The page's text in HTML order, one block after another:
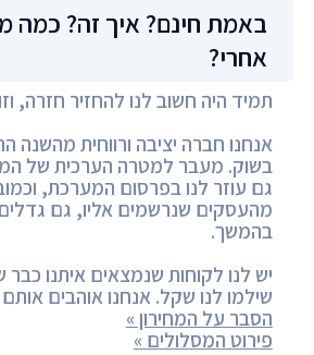
באמת חינם? איך זה? כמה
אחרי?
תמיד היה חשוב לנו להחזיר חזרה,
אנחנו חברה יציבה ורווחית מהשנה
בשוק. מעבר למטרה הערכית של
גם עוזר לנו בפרסום המערכת,
מהעסקים שנרשמים אליו, גם
בהמשך.
יש לנו לקוחות שנמצאים איתנו כבר
שילמו לנו שקל. אנחנו אוהבים
הסבר על המחירון »
פירוט המסלולים »